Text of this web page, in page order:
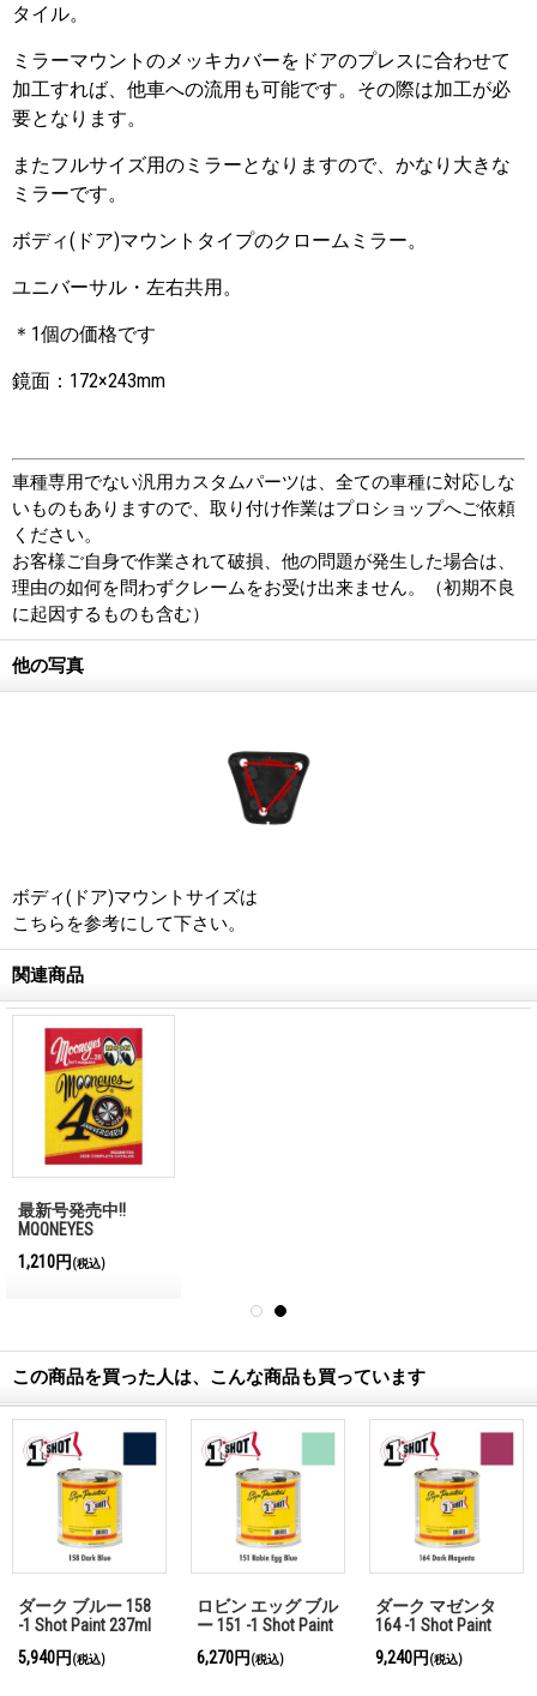
タイル。
ミラーマウントのメッキカバーをドアのプレスに合わせて
加工すれば、他車への流用も可能です。その際は加工が必
要となります。
またフルサイズ用のミラーとなりますので、かなり大きな
ミラーです。
ボディ(ドア)マウントタイプのクロームミラー。
ユニバーサル・左右共用。
＊1個の価格です
鏡面：172×243mm
車種専用でない汎用カスタムパーツは、全ての車種に対応しな
いものもありますので、取り付け作業はプロショップへご依頼
ください。
お客様ご自身で作業されて破損、他の問題が発生した場合は、
理由の如何を問わずクレームをお受け出来ません。（初期不良
に起因するものも含む）
他の写真
ボディ(ドア)マウントサイズは
こちらを参考にして下さい。
関連商品
最新号発売中!!
MQQNEYES
International
Magazine No.28 2026
1,210円 (税込)
この商品を買った人は、こんな商品も買っています
ダーク ブルー 158
-1 Shot Paint 237ml
5,940円 (税込)
ロビン エッグ ブル
ー 151 -1 Shot Paint
237ml
6,270円 (税込)
ダーク マゼンタ
164 -1 Shot Paint
237ml
9,240円 (税込)